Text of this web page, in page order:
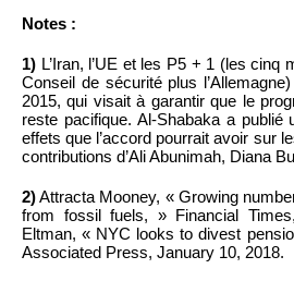
Notes :
1) L’Iran, l’UE et les P5 + 1 (les cinq
Conseil de sécurité plus
2015, qui visait à garantir que le
reste pacifique. Al-Shabaka a publié
effets que l’accord pourrait avoir sur
contributions d’Ali Abunimah, Diana
2)Attracta Mooney, « Growing
from fossil fuels, » Financial
Eltman, « NYC looks to divest
Associated Press, January 10, 2018.